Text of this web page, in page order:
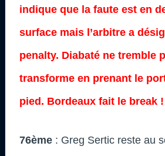
indique que la faute est en
surface mais l’arbitre a
penalty. Diabaté ne tremble
transforme en prenant le
pied. Bordeaux fait le break !
76ème : Greg Sertic reste au